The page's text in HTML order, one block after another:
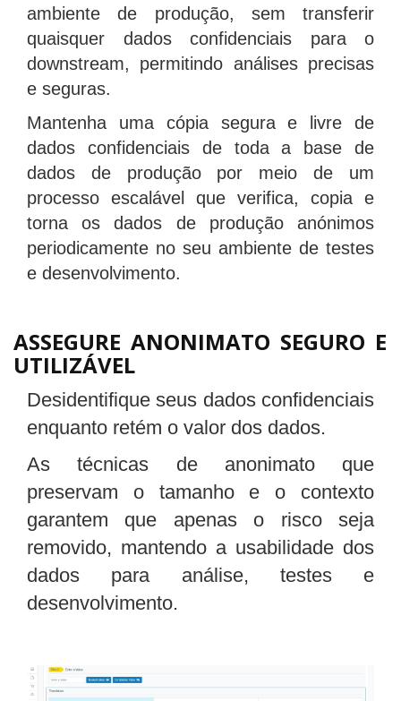
ambiente de produção, sem transferir
quaisquer dados confidenciais para o
downstream, permitindo análises precisas
e seguras.
Mantenha uma cópia segura e livre de
dados confidenciais de toda a base de
dados de produção por meio de um
processo escalável que verifica, copia e
torna os dados de produção anónimos
periodicamente no seu ambiente de testes
e desenvolvimento.
ASSEGURE ANONIMATO SEGURO E
UTILIZÁVEL
Desidentifique seus dados confidenciais
enquanto retém o valor dos dados.
As técnicas de anonimato que
preservam o tamanho e o contexto
garantem que apenas o risco seja
removido, mantendo a usabilidade dos
dados para análise, testes e
desenvolvimento.